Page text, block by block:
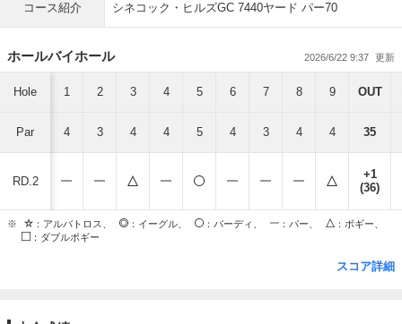
コース紹介 シネコック・ヒルズGC 7440ヤード パー70
ホールバイホール 2026/6/22 9:37
Hole
Par
RD.2
1 2 3 4 5 6 7 8 9 OUT
4 3 4 4 5 4 3 4 4 35
+1
(36)
※ ：アルバトロス、 ：イーグル、 ：バーディ、 ：パー、
：ボギー、
：ダブルボギー
スコア詳細